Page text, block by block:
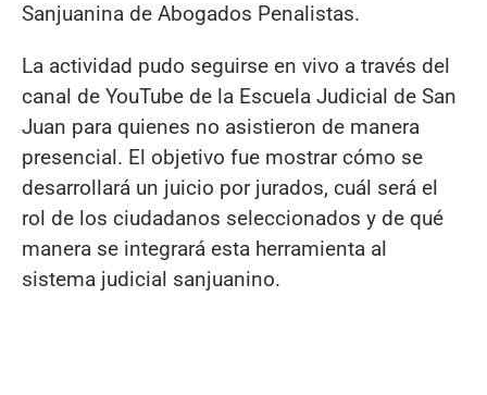
Sanjuanina de Abogados Penalistas.
La actividad pudo seguirse en vivo a través del
canal de YouTube de la Escuela Judicial de San
Juan para quienes no asistieron de manera
presencial. El objetivo fue mostrar cómo se
desarrollará un juicio por jurados, cuál será el
rol de los ciudadanos seleccionados y de qué
manera se integrará esta herramienta al
sistema judicial sanjuanino.